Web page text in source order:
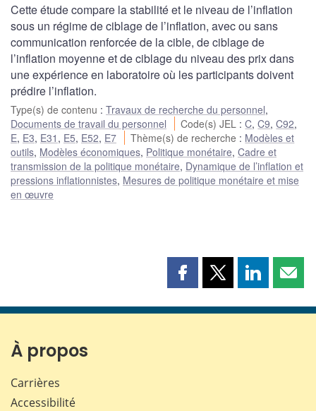
Cette étude compare la stabilité et le niveau de l’inflation
sous un régime de ciblage de l’inflation, avec ou sans
communication renforcée de la cible, de ciblage de
l’inflation moyenne et de ciblage du niveau des prix dans
une expérience en laboratoire où les participants doivent
prédire l’inflation.
Type(s) de contenu : Travaux de recherche du personnel,
Documents de travail du personnel
Code(s) JEL :C,C9,C92,
E, E3, E31 , E5, E52, E7 Thème(s) de recherche : Modèles et
outils, Modèles économiques, Politique monétaire, Cadre et
transmission de la politique monétaire, Dynamique de l’inflation et
pressions inflationnistes, Mesures de politique monétaire et mise
en œuvre
Partager
page
Partager
page
Partager
page page
À propos
Carrières
Accessibilité